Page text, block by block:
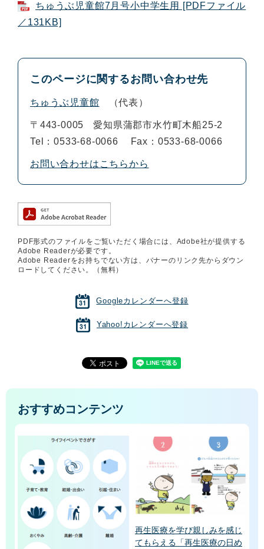
ちゅうぶ児童館7月号小中学生用 [PDFファイル
／131KB]
このページに関するお問い合わせ先
ちゅうぶ児童館 代表
〒443-0005
愛知県蒲郡市水竹町木船25-2
Tel：0533-68-0066
Fax：0533-68-0066
お問い合わせはこちらから
PDF形式のファイルをご覧いただく場合には、Adobe社が提供する
Adobe Readerが必要です。
Adobe Readerをお持ちでない方は、バナーのリンク先からダウン
ロードしてください。（無料）
Googleカレンダーへ登録
Yahoo!カレンダーへ登録
おすすめコンテンツ
再生医療を学び親しみを感じ
てもらえる「再生医療の日め